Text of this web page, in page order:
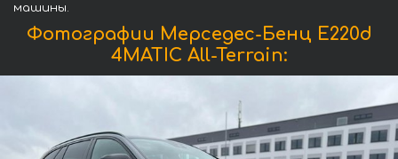
машины.
Фотографии Мерседес-Бенц E220d
4MATIC All-Terrain: